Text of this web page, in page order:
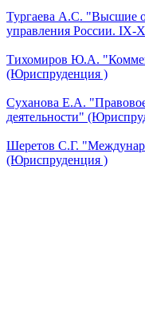
Тургаева А.С. "Высшие
управления России.
Тихомиров Ю.А.
(Юриспруденция )
Суханова Е.А.
деятельности"
Шеретов С.Г.
(Юриспруденция )